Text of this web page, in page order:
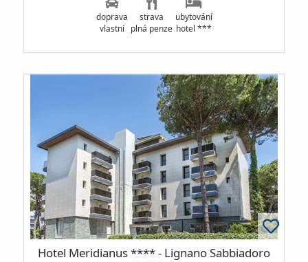
doprava
vlastní
strava
plná penze
ubytování
hotel ***
Hotel Meridianus **** - Lignano Sabbiadoro